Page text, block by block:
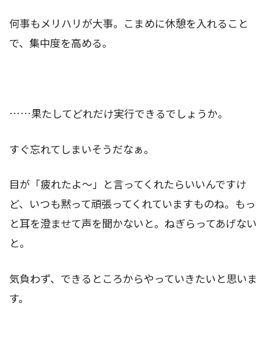
何事もメリハリが大事。こまめに休憩を入れること
で、集中度を高める。
……果たしてどれだけ実行できるでしょうか。
すぐ忘れてしまいそうだなぁ。
目が「疲れたよ～」と言ってくれたらいいんですけ
ど、いつも黙って頑張ってくれていますものね。もっ
と耳を澄ませて声を聞かないと。ねぎらってあげない
と。
気負わず、できるところからやっていきたいと思いま
す。